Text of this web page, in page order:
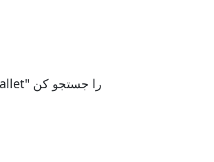
عبارت "Trust Wallet" را جستجو کن